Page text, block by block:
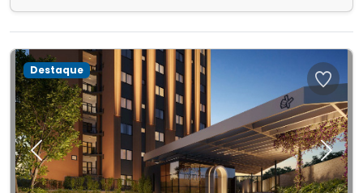
Previous Next
Destaque